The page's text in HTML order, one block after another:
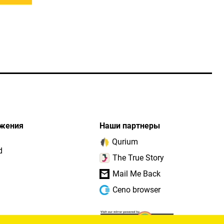
Наши партнеры
Qurium
The True Story
Mail Me Back
Ceno browser